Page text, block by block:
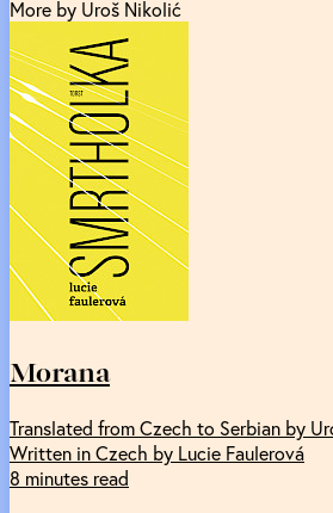
More by Uroš Nikolić
Morana
Translated from Czech to Serbian by
Written in Czech by Lucie Faulerová
8 minutes read